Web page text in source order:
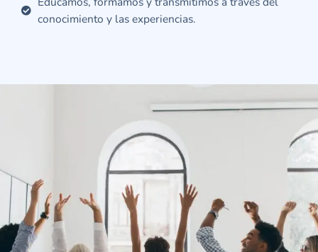
conocimiento y las experiencias.